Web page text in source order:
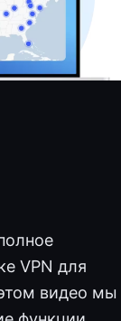
VPN для
видео мы